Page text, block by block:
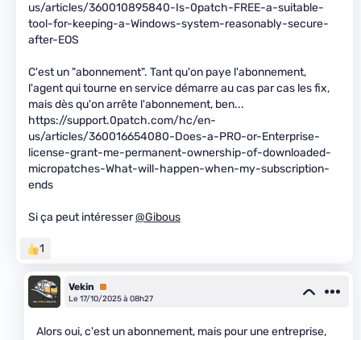
us/articles/360010895840-Is-0patch-FREE-a-suitable-
tool-for-keeping-a-Windows-system-reasonably-secure-
after-EOS
C'est un "abonnement". Tant qu'on paye l'abonnement,
l'agent qui tourne en service démarre au cas par cas les fix,
mais dès qu'on arrête l'abonnement, ben...
https://support.0patch.com/hc/en-
us/articles/360016654080-Does-a-PRO-or-Enterprise-
license-grant-me-permanent-ownership-of-downloaded-
micropatches-What-will-happen-when-my-subscription-
ends
Si ça peut intéresser@Gibous
1
Vekin
Premium
Le 17/10/2025 à 08h27
Alors oui, c'est un abonnement, mais pour une entreprise,